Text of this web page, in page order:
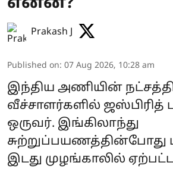
Prakash J
Published on: 07 Aug 2026, 10:28 am
இந்திய அணியின்
வீச்சாளர்களில் ஜஸ்பிரித்
ஒருவர். இங்கிலாந்து
சுற்றுப்பயணத்தின்போது
இடது முழங்காலில்